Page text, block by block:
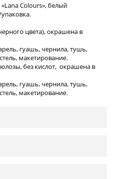
Colours», белый
цвета), окрашена в
гуашь, чернила, тушь,
макетирование.
без кислот, окрашена в
гуашь, чернила, тушь,
макетирование.